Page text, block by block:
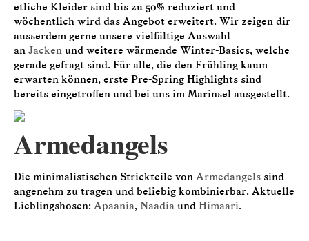
etliche Kleider sind bis zu 50% reduziert und
wöchentlich wird das Angebot erweitert. Wir zeigen dir
ausserdem gerne unsere vielfältige Auswahl
an Jacken und weitere wärmende Winter-Basics, welche
gerade gefragt sind. Für alle, die den Frühling kaum
erwarten können, erste Pre-Spring Highlights sind
bereits eingetroffen und bei uns im Marinsel ausgestellt.
Armedangels
Die minimalistischen Strickteile von Armedangels sind
angenehm zu tragen und beliebig kombinierbar. Aktuelle
Lieblingshosen: Apaania, Naadia und Himaari.